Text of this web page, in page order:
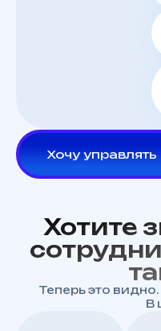
Хочу
Хотите
Теперь это
В